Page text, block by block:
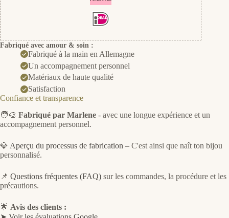
Fabriqué avec amour & soin :
Fabriqué à la main en Allemagne
Un accompagnement personnel
Matériaux de haute qualité
Satisfaction
Confiance et transparence
🧑‍🎨 Fabriqué par Marlene - avec une longue expérience et un
accompagnement personnel.
💎 Aperçu du processus de fabrication – C'est ainsi que naît ton bijou
personnalisé.
📌 Questions fréquentes (FAQ) sur les commandes, la procédure et les
précautions.
🌟 Avis des clients :